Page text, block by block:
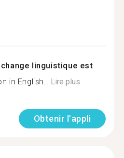
linguistique est
in English...Lire plus
Obtenir l'appli